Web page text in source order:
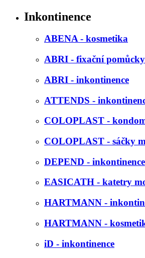
Inkontinence
ABENA - kosmetika
ABRI - fixační pomůcky
ABRI - inkontinence
ATTENDS -
COLOPLAST -
COLOPLAST - sáčky
DEPEND - inkontinence
EASICATH - katetry
HARTMANN -
HARTMANN -
iD - inkontinence